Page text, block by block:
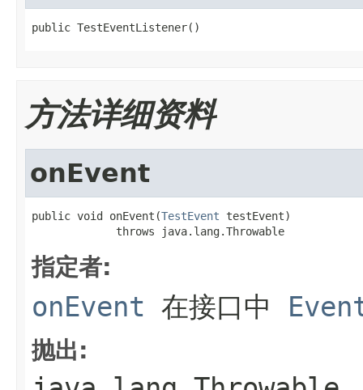
public TestEventListener()
方法详细资料
onEvent
public void onEvent(TestEvent testEvent)
             throws java.lang.Throwable
指定者:
onEvent 在接口中
抛出: